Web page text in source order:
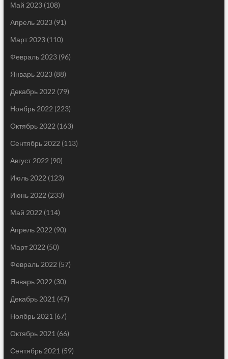
Май 2023(108)
Апрель 2023(91)
Март 2023(110)
Февраль 2023(96)
Январь 2023(88)
Декабрь 2022 (79)
Ноябрь 2022 (223)
Октябрь 2022 (163)
Сентябрь 2022 (113)
Август 2022 (90)
Июль 2022 (123)
Июнь 2022 (233)
Май 2022 (114)
Апрель 2022 (90)
Март 2022 (50)
Февраль 2022 (57)
Январь 2022 (30)
Декабрь 2021 (47)
Ноябрь 2021 (67)
Октябрь 2021 (66)
Сентябрь 2021 (59)